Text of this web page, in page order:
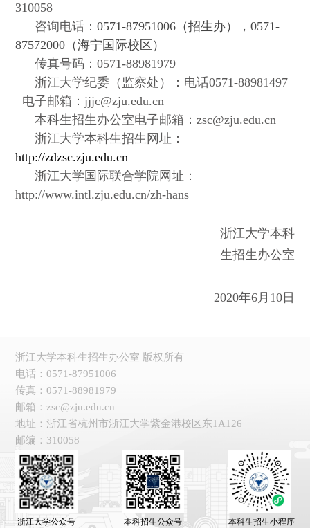
310058
咨询电话：0571-87951006 （招生办），0571-
87572000 （海宁国际校区）
传真号码：0571-88981979
浙江大学纪委（监察处）：电话0571-88981497
电子邮箱： jjjc@zju.edu.cn
本科生招生办公室电子邮箱：zsc@zju.edu.cn
浙江大学本科生招生网址：
http://zdzsc.zju.edu.cn
浙江大学国际联合学院网址：
http://www.intl.zju.edu.cn/zh-hans
浙江大学本科
生招生办公室
2020年6月 10日
浙江大学本科生招生办公室 版权所有
电话：0571-87951006
传真：0571-88981979
邮箱：zsc@zju.edu.cn
地址：浙江省杭州市浙江大学紫金港校区东1A126
邮编：310058
浙江大学公众号 本科招生公众号 本科生招生小程序